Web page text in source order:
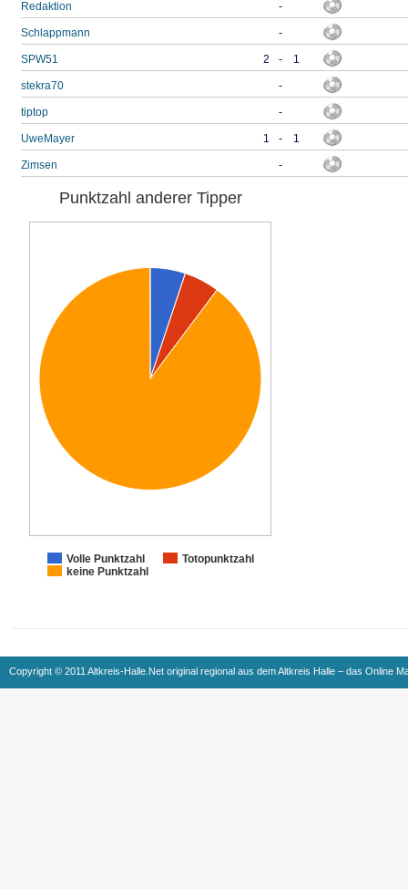
Redaktion -
Schlappmann -
SPW51 2 - 1
stekra70 -
tiptop -
UweMayer 1 - 1
Zimsen -
Punktzahl anderer Tipper
Volle Punktzahl
Totopunktzahl
keine Punktzahl
Copyright © 2011 Altkreis-Halle.Net original regional aus dem Altkreis Halle – das Online